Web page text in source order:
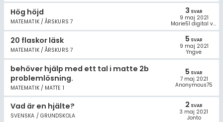
Hög höjd
MATEMATIK / ÅRSKURS 7
3 SVAR
9 maj 2021
Marie51 digital volontär
20 flaskor läsk
MATEMATIK / ÅRSKURS 7
5 SVAR
9 maj 2021
Yngve
behöver hjälp med ett tal i matte 2b
problemlösning.
MATEMATIK / MATTE 1
5 SVAR
7 maj 2021
Anonymous75
Vad är en hjälte?
SVENSKA / GRUNDSKOLA
2 SVAR
3 maj 2021
Jonto